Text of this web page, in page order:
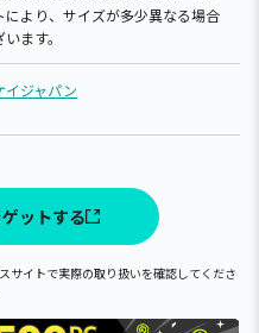
により、サイズが多少異なる場合
ます。
イジャパン
ットする
サイトで実際の取り扱いを確認してくださ